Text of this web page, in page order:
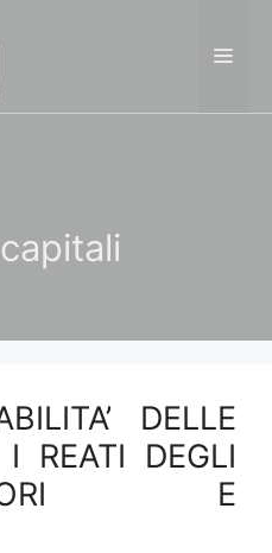
DELLE
I REATI DEGLI
E